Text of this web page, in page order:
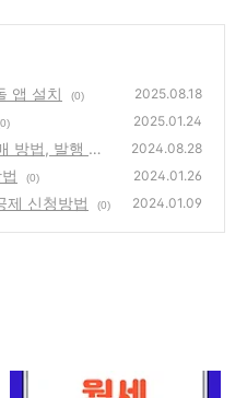
앱 설치 (0) 2025.08.18
2025.01.24
방법, 발행 일
2024.08.28
(0) 2024.01.26
제 신청방법 (0) 2024.01.09